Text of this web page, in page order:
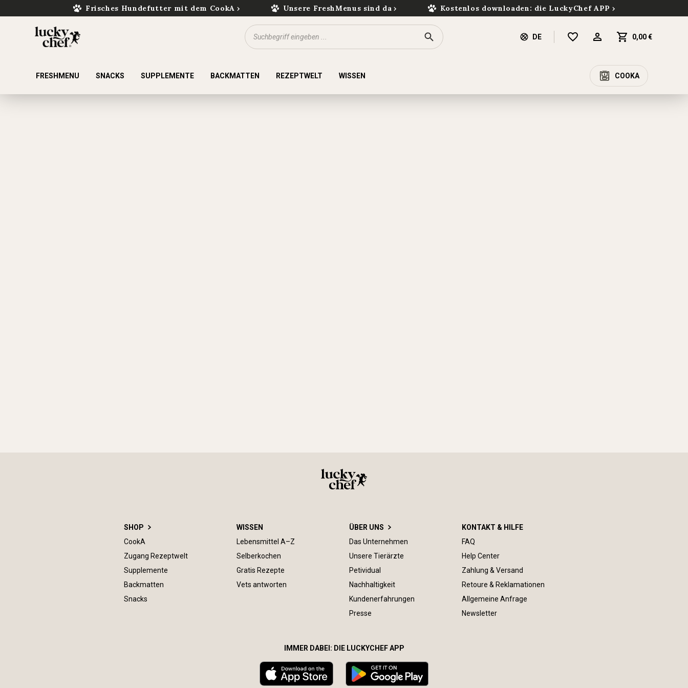
Frisches Hundefutter mit dem CookA Unsere FreshMenus sind da Kostenlos downloaden: die LuckyChef APP
DE 0,00 €
FRESHMENU SNACKS SUPPLEMENTE BACKMATTEN REZEPTWELT COOKA
WISSEN
SHOP
CookA
Zugang Rezeptwelt
Supplemente
Backmatten
Snacks
WISSEN
Lebensmittel A–Z
Selberkochen
Gratis Rezepte
Vets antworten
ÜBER UNS
Das Unternehmen
Unsere Tierärzte
Petividual
Nachhaltigkeit
Kundenerfahrungen
Presse
KONTAKT & HILFE
FAQ
Help Center
Zahlung & Versand
Retoure & Reklamationen
Allgemeine Anfrage
Newsletter
IMMER DABEI: DIE LUCKYCHEF APP